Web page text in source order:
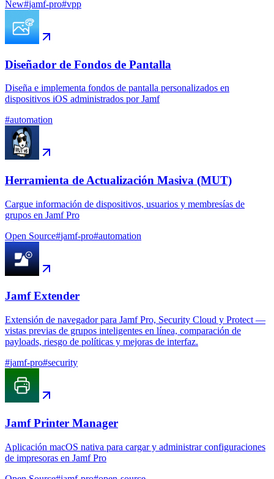
New#jamf-pro#vpp
Diseñador de Fondos de Pantalla
Diseña e implementa fondos de pantalla personalizados en
dispositivos iOS administrados por Jamf
#automation
Herramienta de Actualización Masiva (MUT)
Cargue información de dispositivos, usuarios y membresías de
grupos en Jamf Pro
Open Source#jamf-pro#automation
Jamf Extender
Extensión de navegador para Jamf Pro, Security Cloud y Protect —
vistas previas de grupos inteligentes en línea, comparación de
payloads, riesgo de políticas y mejoras de interfaz.
#jamf-pro#security
Jamf Printer Manager
Aplicación macOS nativa para cargar y administrar configuraciones
de impresoras en Jamf Pro